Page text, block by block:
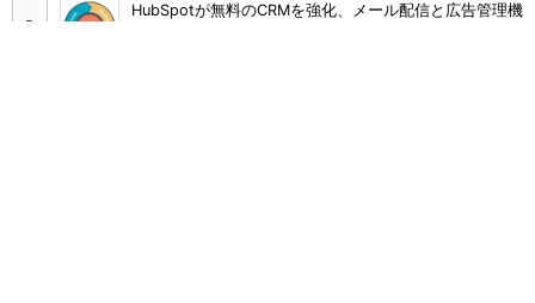
HubSpotが無料のCRMを強化、メール配信と広告管理機